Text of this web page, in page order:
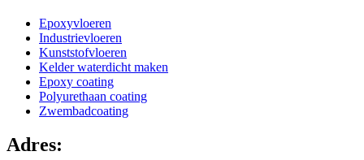
Epoxyvloeren
Industrievloeren
Kunststofvloeren
Kelder waterdicht maken
Epoxy coating
Polyurethaan coating
Zwembadcoating
Adres: